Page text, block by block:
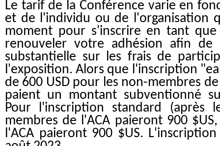
Le tarif de la Conférence varie en
et de l'individu ou de l'organisation
moment pour s'inscrire en tant
renouveler votre adhésion afin
substantielle sur les frais de
l'exposition. Alors que l'inscription
de 600 USD pour les non-membres
paient un montant subventionné
Pour l'inscription standard (après
membres de l'ACA paieront 900
l'ACA paieront 900 $US.